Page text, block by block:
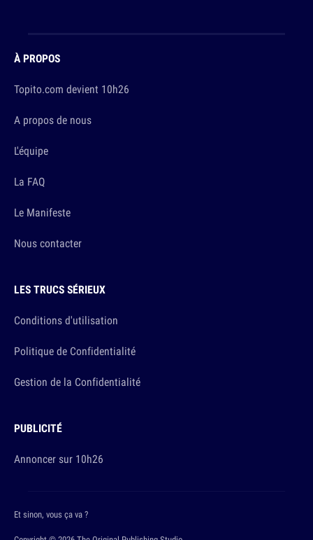
À PROPOS
Topito.com devient 10h26
A propos de nous
L'équipe
La FAQ
Le Manifeste
Nous contacter
LES TRUCS SÉRIEUX
Conditions d'utilisation
Politique de Confidentialité
Gestion de la Confidentialité
PUBLICITÉ
Annoncer sur 10h26
Et sinon, vous ça va ?